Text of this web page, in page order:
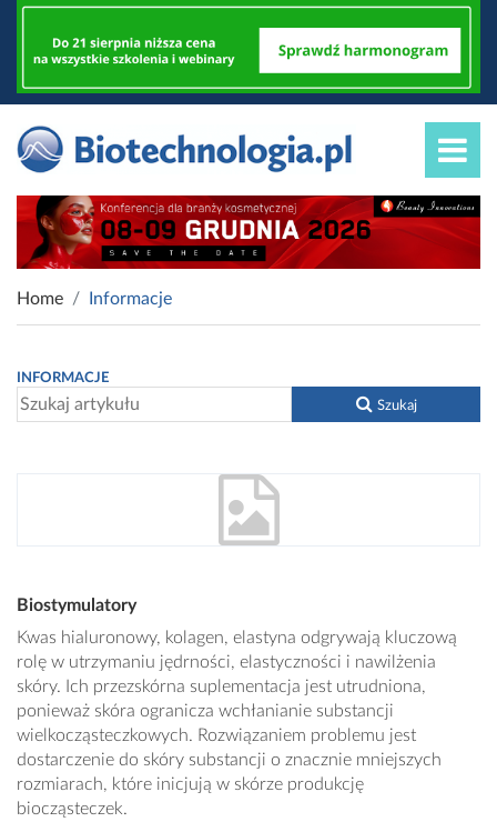
Home Informacje
INFORMACJE
Szukaj
Biostymulatory
Kwas hialuronowy, kolagen, elastyna odgrywają kluczową
rolę w utrzymaniu jędrności, elastyczności i nawilżenia
skóry. Ich przezskórna suplementacja jest utrudniona,
ponieważ skóra ogranicza wchłanianie substancji
wielkocząsteczkowych. Rozwiązaniem problemu jest
dostarczenie do skóry substancji o znacznie mniejszych
rozmiarach, które inicjują w skórze produkcję
biocząsteczek.